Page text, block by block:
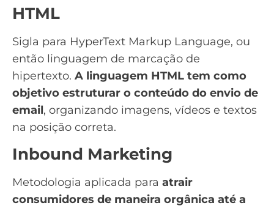
HTML
Sigla para HyperText Markup Language, ou
então linguagem de marcação de
hipertexto. A linguagem HTML tem como
objetivo estruturar o conteúdo do envio de
email, organizando imagens, vídeos e textos
na posição correta.
Inbound Marketing
Metodologia aplicada para atrair
consumidores de maneira orgânica até a